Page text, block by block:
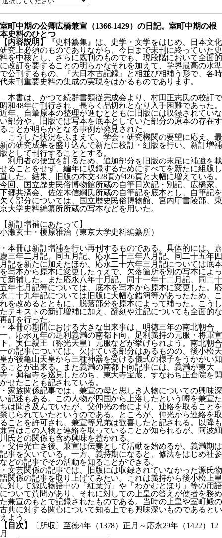
室町中期の公卿広橋兼宣（1366-1429）の日記。室町中期の根
本史料のひとつ
【内容説明】
『史料纂集』は、史学・文学をはじめ、日本文化
研究上必須のものでありながら、今日まで未刊に終っていた史
料を中核とし、さらに既刊のものでも、現段階において全面的
に改訂を要することの明らかなそれを加えて、学界最高の水準
で公刊するもの、『大日本古記録』と相並び相補う形で、各時
代未刊重要史料の集成の実現をはかるものであります。
本書は、かつて続群書類従完成会より、村田正志氏の校訂で
昭和48年に刊行され、長らく品切れとなり入手困難であった。
近年、自筆原本の整理が進むとともに旧版には収録されていな
い部分や、旧版では写本を底本としていた部分の原本の存在す
ることが明らかとなる事例が発見された。
こうした状況をふまえて、学会・研究機関の要望に応え、最
新の研究成果を盛り込んで新たに校訂・組版を行い、新訂増補
版として刊行することとする。
利用者の便宜を計るため、追加部分を旧版の末尾に補遺を載
せることをせず、編年に収録するためにすべてを新たに組版し
直した。結果、旧版の本文328頁が426頁と大幅に増えている。
今回、国立歴史民俗博物館所蔵の自筆日次記・別記、広橋家、
下郷共済会、佐佐木信綱氏所蔵の自筆記を底本とし、自筆記を
欠く部分については、国立歴史民俗博物館、宮内庁書陵部、東
京大学史料編纂所所蔵の写本などを用いた。
【新訂増補にあたって】
小瀬玄士・榎原雅治（東京大学史料編纂所）
・本冊は新訂増補を行い再刊するものである。具体的には、嘉
慶三年二月記、同五月記、応永二十三年八月記、同二十五年四
月記を新たに加えたほか、応永二十六年三月記については底本
を写本から原本に変更したうえで、欠落箇所を別の写本によっ
て新補した。また応永八年十月記、同十一年十二月記、同二十
五年七月記等については、底本を写本から原本に変更した。応
永二十九年記については旧版に大幅な錯簡等があったため、こ
れを改めるとともに、脱落部分を原本によって補った。こうし
たテキストの新訂増補に加え、翻刻や注記についても全面的な
再訂を行った。
・本冊の期間における大きな出来事は、明徳三年の南北朝合
一、応永元年の足利義満の南都下向、足利義持の元服・将軍宣
下、実仁親王（称光天皇）元服などが挙げられよう。南北朝合
一の記事については、欠けている部分はあるものの、後小松天
皇が後亀山天皇から三種神器を受ける儀式の様子をうかがい知
ることが出来る。また義満の南都下向記事には、義満が東大
寺・興福寺を巡見したのち、東大寺宝蔵、すなわち正倉院を開
かせたことも記されている。
・家族関係記事では、兼宣の母と思しき人物についての興味深
い記述もある。この人物が四国から上洛したという噂を兼宣た
ちは聞き及んでいたが、父仲光の命により、連絡を取ることを
禁じられていたというのである。ところが、仲光から連絡を取
ることを許可され、兼宣等兄弟は歓喜したと記される。以降も
兼宣はこの人物と連絡を取っていることが知られるが、阿波細
川氏との関係も含め興味を惹かれる。
・父仲光亡き後、兼宣は伝奏として活動を始めるが、義満期は
記事を欠いている。一方、義持期になると、修法をはじめ社参
などの記事でその活動を知ることができる。
・文芸関係の記事では、旧版には収録されていなかった源氏物
語関係の記事を取り上げてみたい。これは義持から後小松上皇
に対して源氏物語中の「紅葉賀」や「わかむとほり」等の用語
について質問があり、それに対しての上皇の答えが使者を務め
た兼宣のもとで記録されたものである。当時の上皇や室町殿の
古典に対する関心について知る上でも興味深いものであるとい
えよう。
【目次】
〔所収〕至徳4年（1378）正月～応永29年（1422）12
月